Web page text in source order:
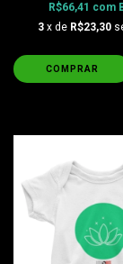
R$66,41 com
3 x de R$23,30
COMPRAR